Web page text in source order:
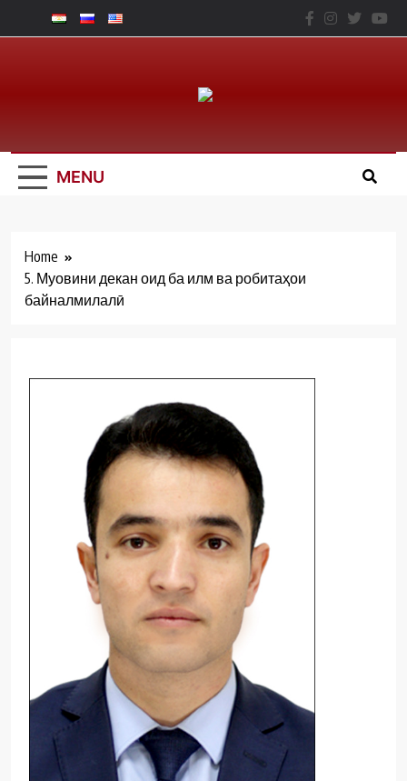
to
Юридический
Факальтет – ТНУ
MENU
Home
5. Муовини декан оид ба илм ва робитаҳои
байналмилалӣ